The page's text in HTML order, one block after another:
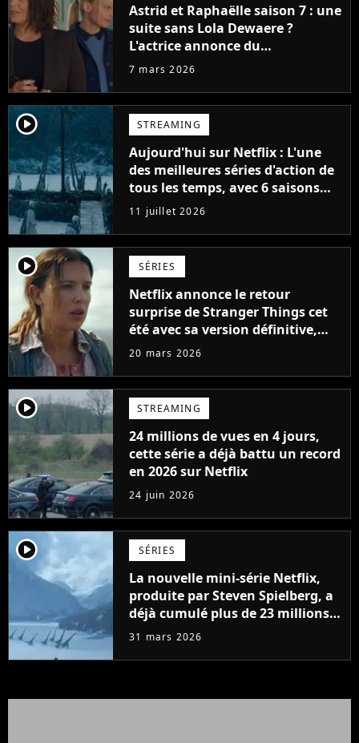
Astrid et Raphaëlle saison 7 : une
suite sans Lola Dewaere ?
L'actrice annonce du
changement
7 mars 2026
player2 STREAMING
Aujourd'hui sur Netflix : L'une
des meilleures séries d'action de
tous les temps, avec 6 saisons
parfaites
11 juillet 2026
player2 SÉRIES
Netflix annonce le retour
surprise de Stranger Things cet
été avec sa version définitive,
une décision historique
20 mars 2026
player2 STREAMING
24 millions de vues en 4 jours,
cette série a déjà battu un record
en 2026 sur Netflix
24 juin 2026
player2 SÉRIES
La nouvelle mini-série Netflix,
produite par Steven Spielberg, a
déjà cumulé plus de 23 millions
de vues
31 mars 2026